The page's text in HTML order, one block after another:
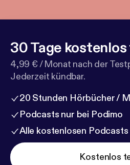
30 Tage
4,99 € / Monat nach der
Jederzeit kündbar.
20 Stunden Hörbücher /
Podcasts nur bei Podimo
Alle kostenlosen Podcasts
Kostenlos